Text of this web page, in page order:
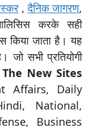
,दैनिक जागरण,
करके सही
किया जाता है। यह
जो सभी प्रतियोगी
The New Sites
Affairs, Daily
National,
Business